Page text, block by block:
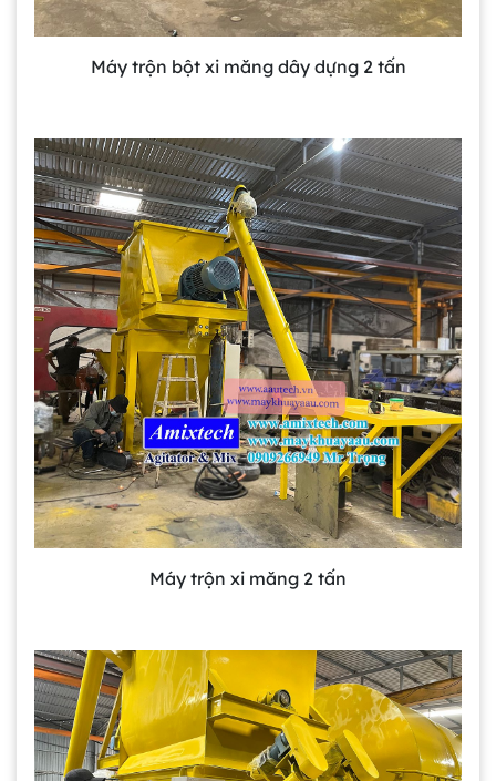
Máy trộn bột xi măng dây dựng 2 tấn
Máy trộn xi măng 2 tấn